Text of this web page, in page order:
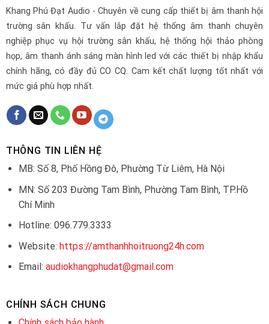
Khang Phú Đạt Audio - Chuyên về cung cấp thiết bị âm thanh hội
trường sân khấu. Tư vấn lắp đặt hệ thống âm thanh chuyên
nghiệp phục vụ hội trường sân khấu, hệ thống hội thảo phòng
họp, âm thanh ánh sáng màn hình led với các thiết bị nhập khẩu
chính hãng, có đầy đủ CO CQ. Cam kết chất lượng tốt nhất với
mức giá phù hợp nhất.
THÔNG TIN LIÊN HỆ
MB: Số 8, Phố Hồng Đô, Phường Từ Liêm, Hà Nội
MN: Số 203 Đường Tam Bình, Phường Tam Bình, TP.Hồ
Chí Minh
Hotline: 096.779.3333
Website: https://amthanhhoitruong24h.com
Email: audiokhangphudat@gmail.com
CHÍNH SÁCH CHUNG